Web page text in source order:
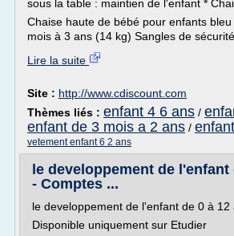
sous la table : maintien de l'enfant *
Chaise haute de bébé pour enfants
mois à 3 ans (14 kg) Sangles de sécurité
Lire la suite
Site : http://www.cdiscount.com
Thèmes liés : enfant 4 6 ans /
enfant de 3 mois a 2 ans /
vetement enfant 6 2 ans
le developpement de l'enfant
- Comptes ...
le developpement de l'enfant de 0 à 12
Disponible uniquement sur Etudier